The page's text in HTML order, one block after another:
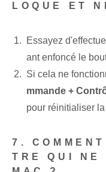
LOQUE ET
Essayez
ant enfoncé le
Si cela ne
mmande +
pour réinitialiser
7.
TRE QUI NE